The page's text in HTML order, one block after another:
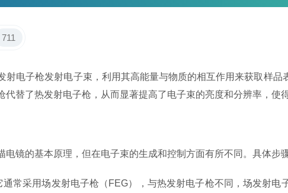
711
子枪发射电子束，利用其高能量与物质的相互作用来获取样品
替了热发射电子枪，从而显著提高了电子束的亮度和分辨率，使
电镜的基本原理，但在电子束的生成和控制方面有所不同。具体步
采用场发射电子枪（FEG），与热发射电子枪不同，场发射电